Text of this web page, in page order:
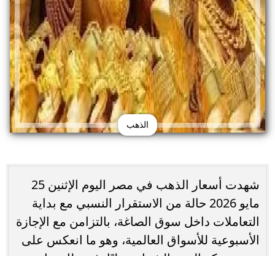
الذهب
شهدت أسعار الذهب في مصر اليوم الإثنين 25
مايو 2026 حالة من الاستقرار النسبي مع بداية
التعاملات داخل سوق الصاغة، بالتزامن مع الإجازة
الأسبوعية للأسواق العالمية، وهو ما انعكس على